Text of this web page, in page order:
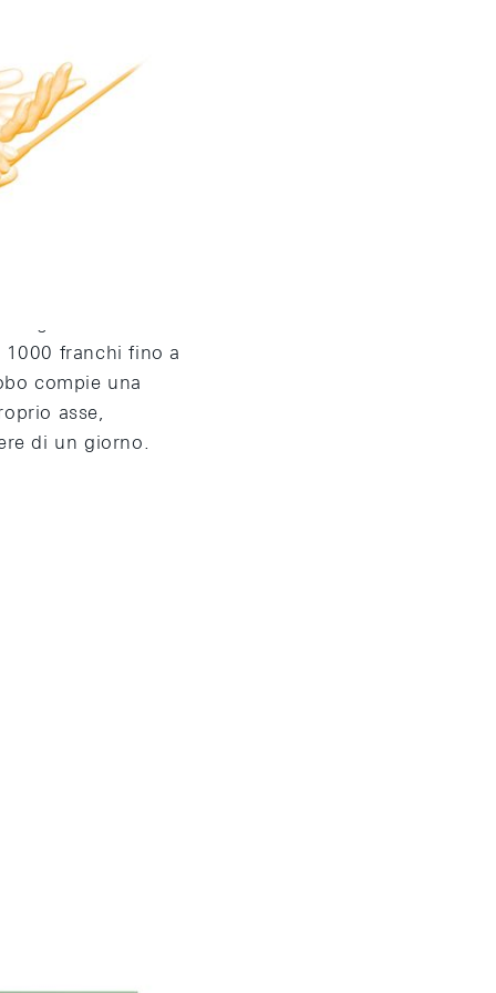
come la Svizzera si
1000 franchi fino a
compie una
asse,
di un giorno.